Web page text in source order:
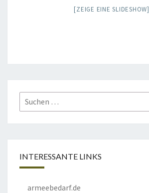
[ZEIGE EINE SLIDESHOW]
Suchen
nach:
INTERESSANTE LINKS
armeebedarf.de